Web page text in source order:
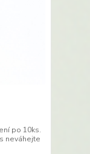
po 10ks.
neváhejte